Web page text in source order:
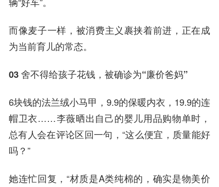
而像麦子一样，被消费主义裹挟着前进，正在成
为当前育儿的常态。
03 舍不得给孩子花钱，被确诊为“廉价爸妈”
6块钱的法兰绒小马甲，9.9的保暖内衣，19.9的连
帽卫衣……李薇晒出自己的婴儿用品购物单时，
总有人会在评论区回一句，“这么便宜，质量能好
吗？”
她连忙回复，“材质是A类纯棉的，确实是物美价